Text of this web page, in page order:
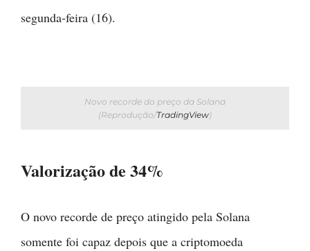
segunda-feira (16).
Novo recorde do preço da Solana
(Reprodução/TradingView)
Valorização de 34%
O novo recorde de preço atingido pela Solana
somente foi capaz depois que a criptomoeda